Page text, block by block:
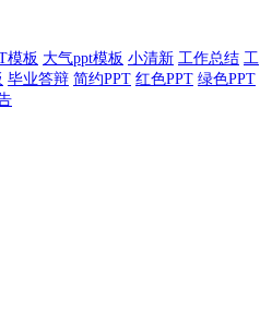
模板 大气ppt模板 小清新 工作总结 工
毕业答辩 简约PPT 红色PPT 绿色PPT